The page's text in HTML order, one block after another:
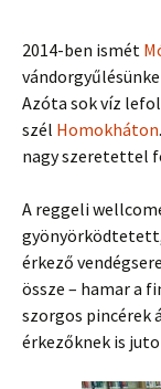
2014-ben ismét
Azóta sok víz
szél Homokháton
nagy szeretettel
A reggeli
érkező
össze – hamar a
szorgos pincérek
érkezőknek is